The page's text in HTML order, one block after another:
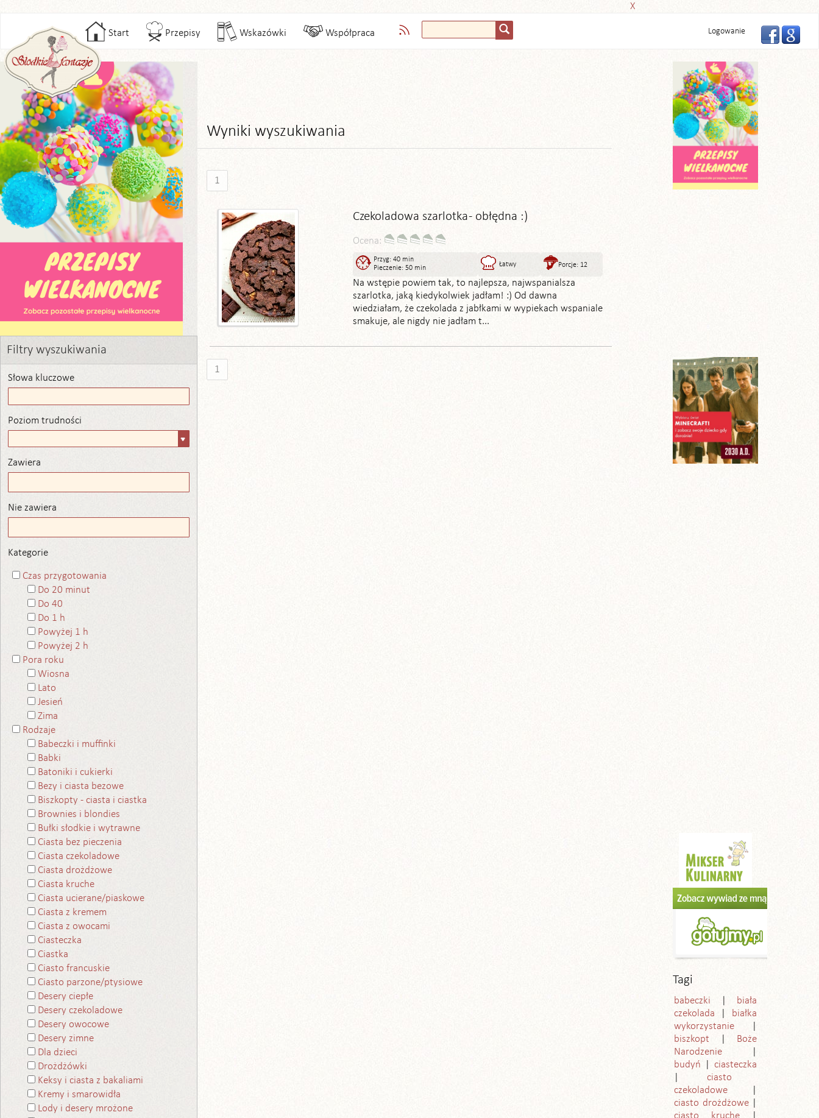
X
Start Przepisy Wskazówki Współpraca Logowanie
Filtry wyszukiwania
Słowa kluczowe
Poziom trudności
trudności
Zawiera
Nie zawiera
Kategorie
Czas przygotowania
Do 20 minut
Do 40
Do 1 h
Powyżej 1 h
Powyżej 2 h
Pora roku
Wiosna
Lato
Jesień
Zima
Rodzaje
Babeczki i muffinki
Babki
Batoniki i cukierki
Bezy i ciasta bezowe
Biszkopty - ciasta i ciastka
Brownies i blondies
Bułki słodkie i wytrawne
Ciasta bez pieczenia
Ciasta czekoladowe
Ciasta drożdżowe
Ciasta kruche
Ciasta ucierane/piaskowe
Ciasta z kremem
Ciasta z owocami
Ciasteczka
Ciastka
Ciasto francuskie
Ciasto parzone/ptysiowe
Desery ciepłe
Desery czekoladowe
Desery owocowe
Desery zimne
Dla dzieci
Drożdżówki
Keksy i ciasta z bakaliami
Kremy i smarowidła
Lody i desery mrożone
Wyniki wyszukiwania
1
Czekoladowa szarlotka - obłędna :)
Ocena:
Przyg: 40 min
Pieczenie: 50 min
Łatwy Porcje: 12
Na wstępie powiem tak, to najlepsza, najwspanialsza
szarlotka, jaką kiedykolwiek jadłam! :) Od dawna
wiedziałam, że czekolada z jabłkami w wypiekach wspaniale
smakuje, ale nigdy nie jadłam t...
1
Tagi
babeczki
biała
czekolada
białka
wykorzystanie
biszkopt
Boże
Narodzenie
budyń
ciasteczka
ciasto
czekoladowe
ciasto drożdżowe
ciasto kruche